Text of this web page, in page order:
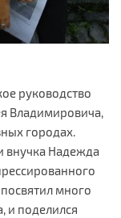
руководство
Владимировича,
городах.
внучка Надежда
много
и поделился